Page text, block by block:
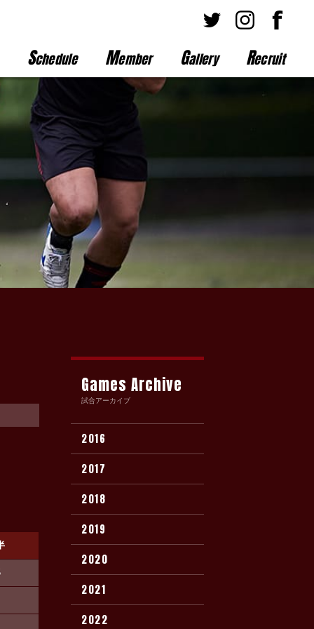
Schedule Member Gallery Recruit
Games Archive
試合アーカイブ
2016
2017
2018
2019
2020
2021
2022